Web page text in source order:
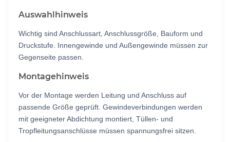
Auswahlhinweis
Wichtig sind Anschlussart, Anschlussgröße, Bauform und
Druckstufe. Innengewinde und Außengewinde müssen zur
Gegenseite passen.
Montagehinweis
Vor der Montage werden Leitung und Anschluss auf
passende Größe geprüft. Gewindeverbindungen werden
mit geeigneter Abdichtung montiert, Tüllen- und
Tropfleitungsanschlüsse müssen spannungsfrei sitzen.